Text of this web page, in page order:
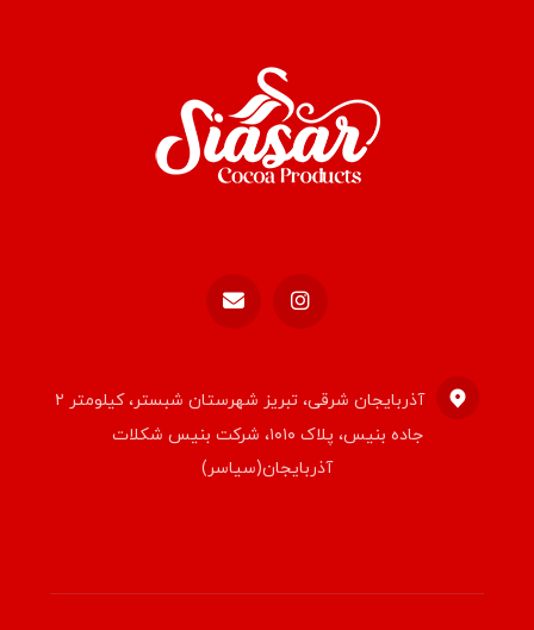
آذربایجان شرقی، تبریز شهرستان شبستر، کیلومتر ۲
جاده بنیس، پلاک ۱۰۱۰، شرکت بنیس شکلات
آذربایجان(سیاسر)